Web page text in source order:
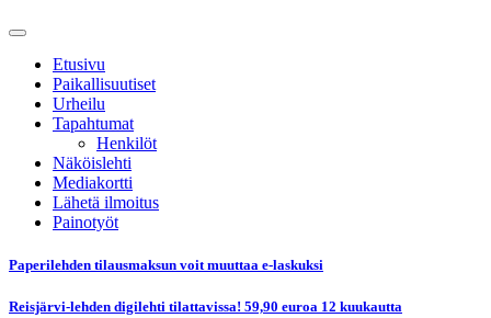
Etusivu
Paikallisuutiset
Urheilu
Tapahtumat
Henkilöt
Näköislehti
Mediakortti
Lähetä ilmoitus
Painotyöt
Paperilehden tilausmaksun voit muuttaa e-laskuksi
Reisjärvi-lehden digilehti tilattavissa! 59,90 euroa 12 kuukautta